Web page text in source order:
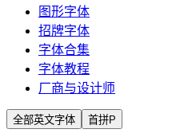
图形字体
招牌字体
字体合集
字体教程
厂商与设计师
全部英文字体 首拼P